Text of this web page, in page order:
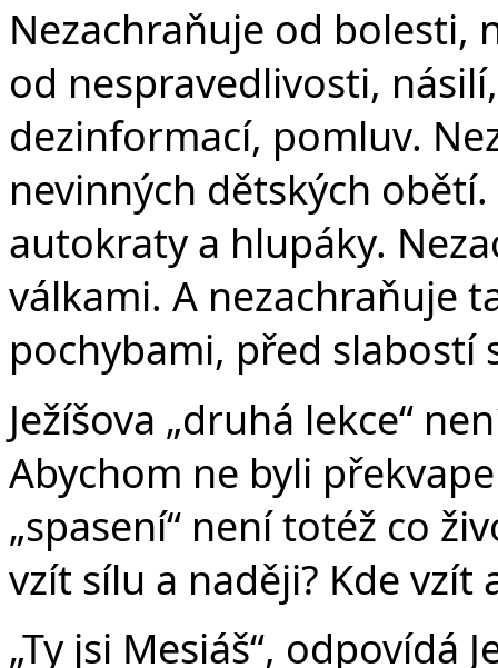
Nezachraňuje od bolesti,
od nespravedlivosti,
dezinformací, pomluv.
nevinných dětských
autokraty a hlupáky.
válkami. A nezachraňuje
pochybami, před slabostí
Ježíšova „druhá lekce“
Abychom ne byli
„spasení“ není totéž co
vzít sílu a naději? Kde vzít
„Ty jsi Mesiáš“, odpovídá